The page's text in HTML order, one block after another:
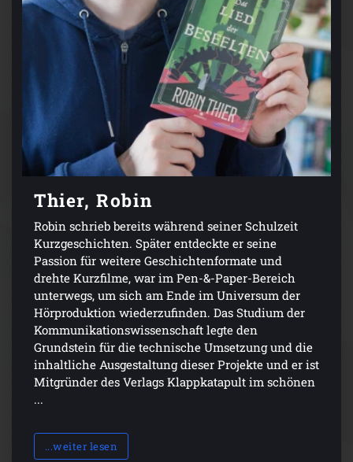
Thier, Robin
Robin schrieb bereits während seiner Schulzeit
Kurzgeschichten. Später entdeckte er seine
Passion für weitere Geschichtenformate und
drehte Kurzfilme, war im Pen-&-Paper-Bereich
unterwegs, um sich am Ende im Universum der
Hörproduktion wiederzufinden. Das Studium der
Kommunikationswissenschaft legte den
Grundstein für die technische Umsetzung und die
inhaltliche Ausgestaltung dieser Projekte und er ist
Mitgründer des Verlags Klappkatapult im schönen
...
...weiter lesen